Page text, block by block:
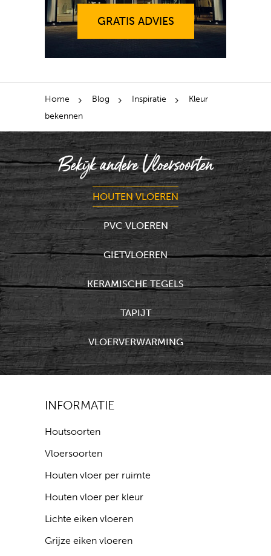
GRATIS ADVIES
Home Blog Inspiratie
Kleur
bekennen
Bekijk andere Vloersoorten
HOUTEN VLOEREN
PVC VLOEREN
GIETVLOEREN
KERAMISCHE TEGELS
TAPIJT
VLOERVERWARMING
INFORMATIE
Houtsoorten
Vloersoorten
Houten vloer per ruimte
Houten vloer per kleur
Lichte eiken vloeren
Grijze eiken vloeren